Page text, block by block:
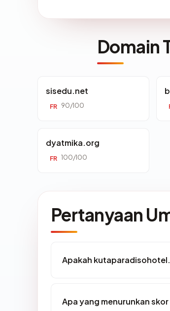
Domain
sisedu.net
FR 90/100
dyatmika.org
FR 100/100
Pertanyaan
Apakah
Apa yang menurunkan